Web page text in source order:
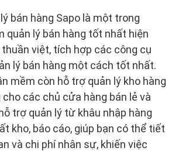
bán hàng Sapo là một trong
quản lý bán hàng tốt nhất hiện
việt, tích hợp các công cụ
lý bán hàng một cách tốt nhất.
mềm còn hỗ trợ quản lý kho hàng
các chủ cửa hàng bán lẻ và
trợ quản lý từ khâu nhập hàng
kho, báo cáo, giúp bạn có thể tiết
và chi phí nhân sự, khiến việc